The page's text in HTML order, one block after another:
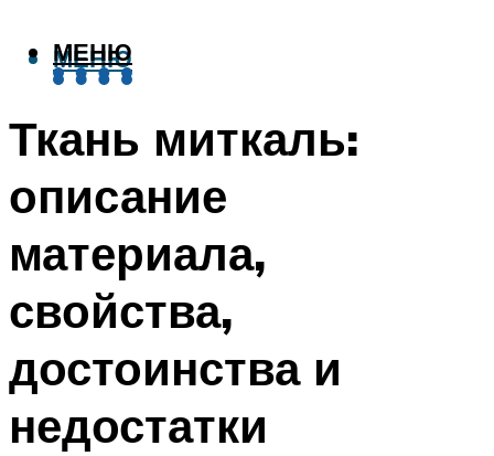
МЕНЮ
МЕНЮ
Ткань миткаль:
описание
материала,
свойства,
достоинства и
недостатки